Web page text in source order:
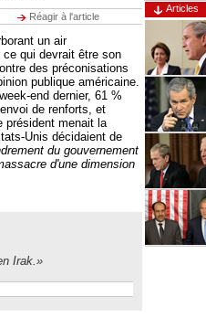
Réagir à l'article
un air
qui devrait être son
des préconisations
publique américaine.
end dernier, 61 %
de renforts, et
président menait la
Unis décidaient de
du gouvernement
d'une dimension
Irak.»
Articles